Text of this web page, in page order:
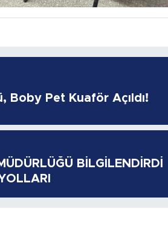
Boby Pet Kuaför Açıldı!
BİLGİLENDİRDİ